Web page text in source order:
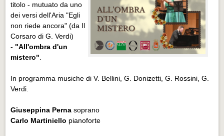
titolo - mutuato da uno
dei versi dell'Aria "Egli
non riede ancora" (da Il
Corsaro di G. Verdi)
- "All'ombra d'un
mistero"
In programma musiche di V. Bellini, G. Donizetti, G. Rossini, G.
Verdi.
Giuseppina Perna soprano
Carlo Martiniello pianoforte